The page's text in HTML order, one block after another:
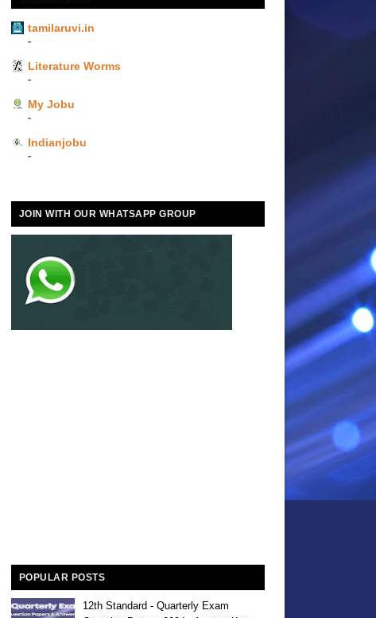
tamilaruvi.in
-
Literature Worms
-
My Jobu
-
Indianjobu
-
JOIN WITH OUR WHATSAPP GROUP
POPULAR POSTS
12th Standard - Quarterly Exam